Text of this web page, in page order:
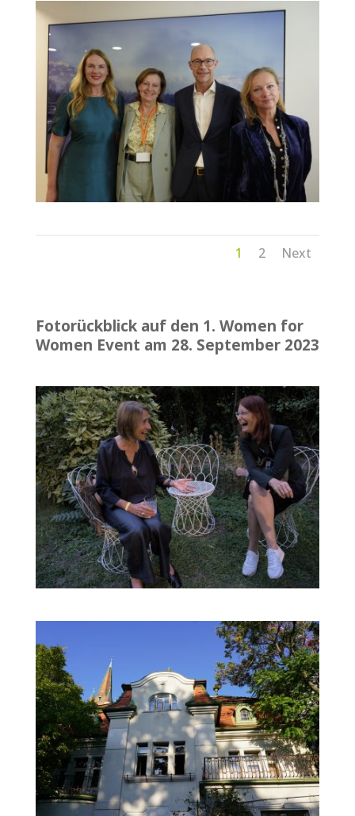
1 2 Next
Fotorückblick auf den 1. Women for
Women Event am 28. September 2023